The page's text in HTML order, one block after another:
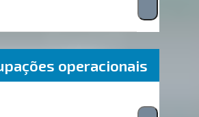
operacionais